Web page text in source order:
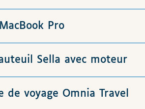
Pro
Sella avec moteur
de voyage Omnia Travel